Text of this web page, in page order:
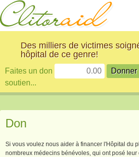
Des milliers de victimes
hôpital de ce genre!
Faites un don
soutien...
Don
Si vous voulez nous aider à financer l'Hôpital du
nombreux médecins bénévoles, qui ont posé